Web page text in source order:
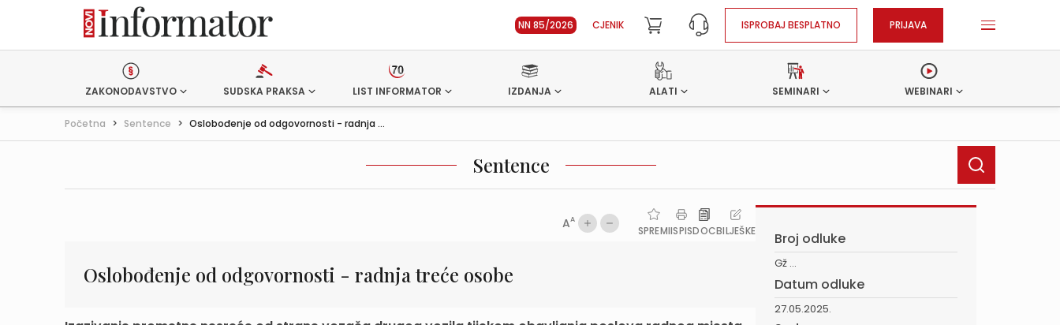
NN 85/2026 CJENIK ISPROBAJ BESPLATNO PRIJAVA
ZAKONODAVSTVO SUDSKA PRAKSA LIST INFORMATOR IZDANJA ALATI SEMINARI WEBINARI
Početna > Sentence > Oslobođenje od odgovornosti - radnja ...
Sentence
AA
SPREMIISPISDOCBILJEŠKE
Oslobođenje od odgovornosti - radnja treće osobe
Broj odluke
Gž ...
Datum odluke
27.05.2025.